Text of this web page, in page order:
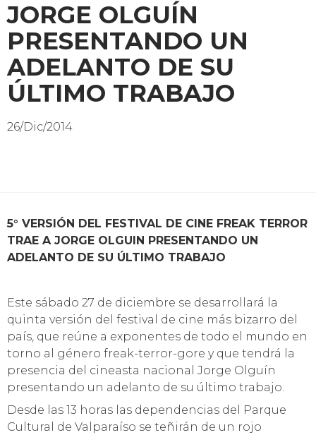
5ºVERSIÓN DEL
FESTIVAL DE CINE
FREAK TERROR TRAE A
JORGE OLGUÍN
26/Dic/2014